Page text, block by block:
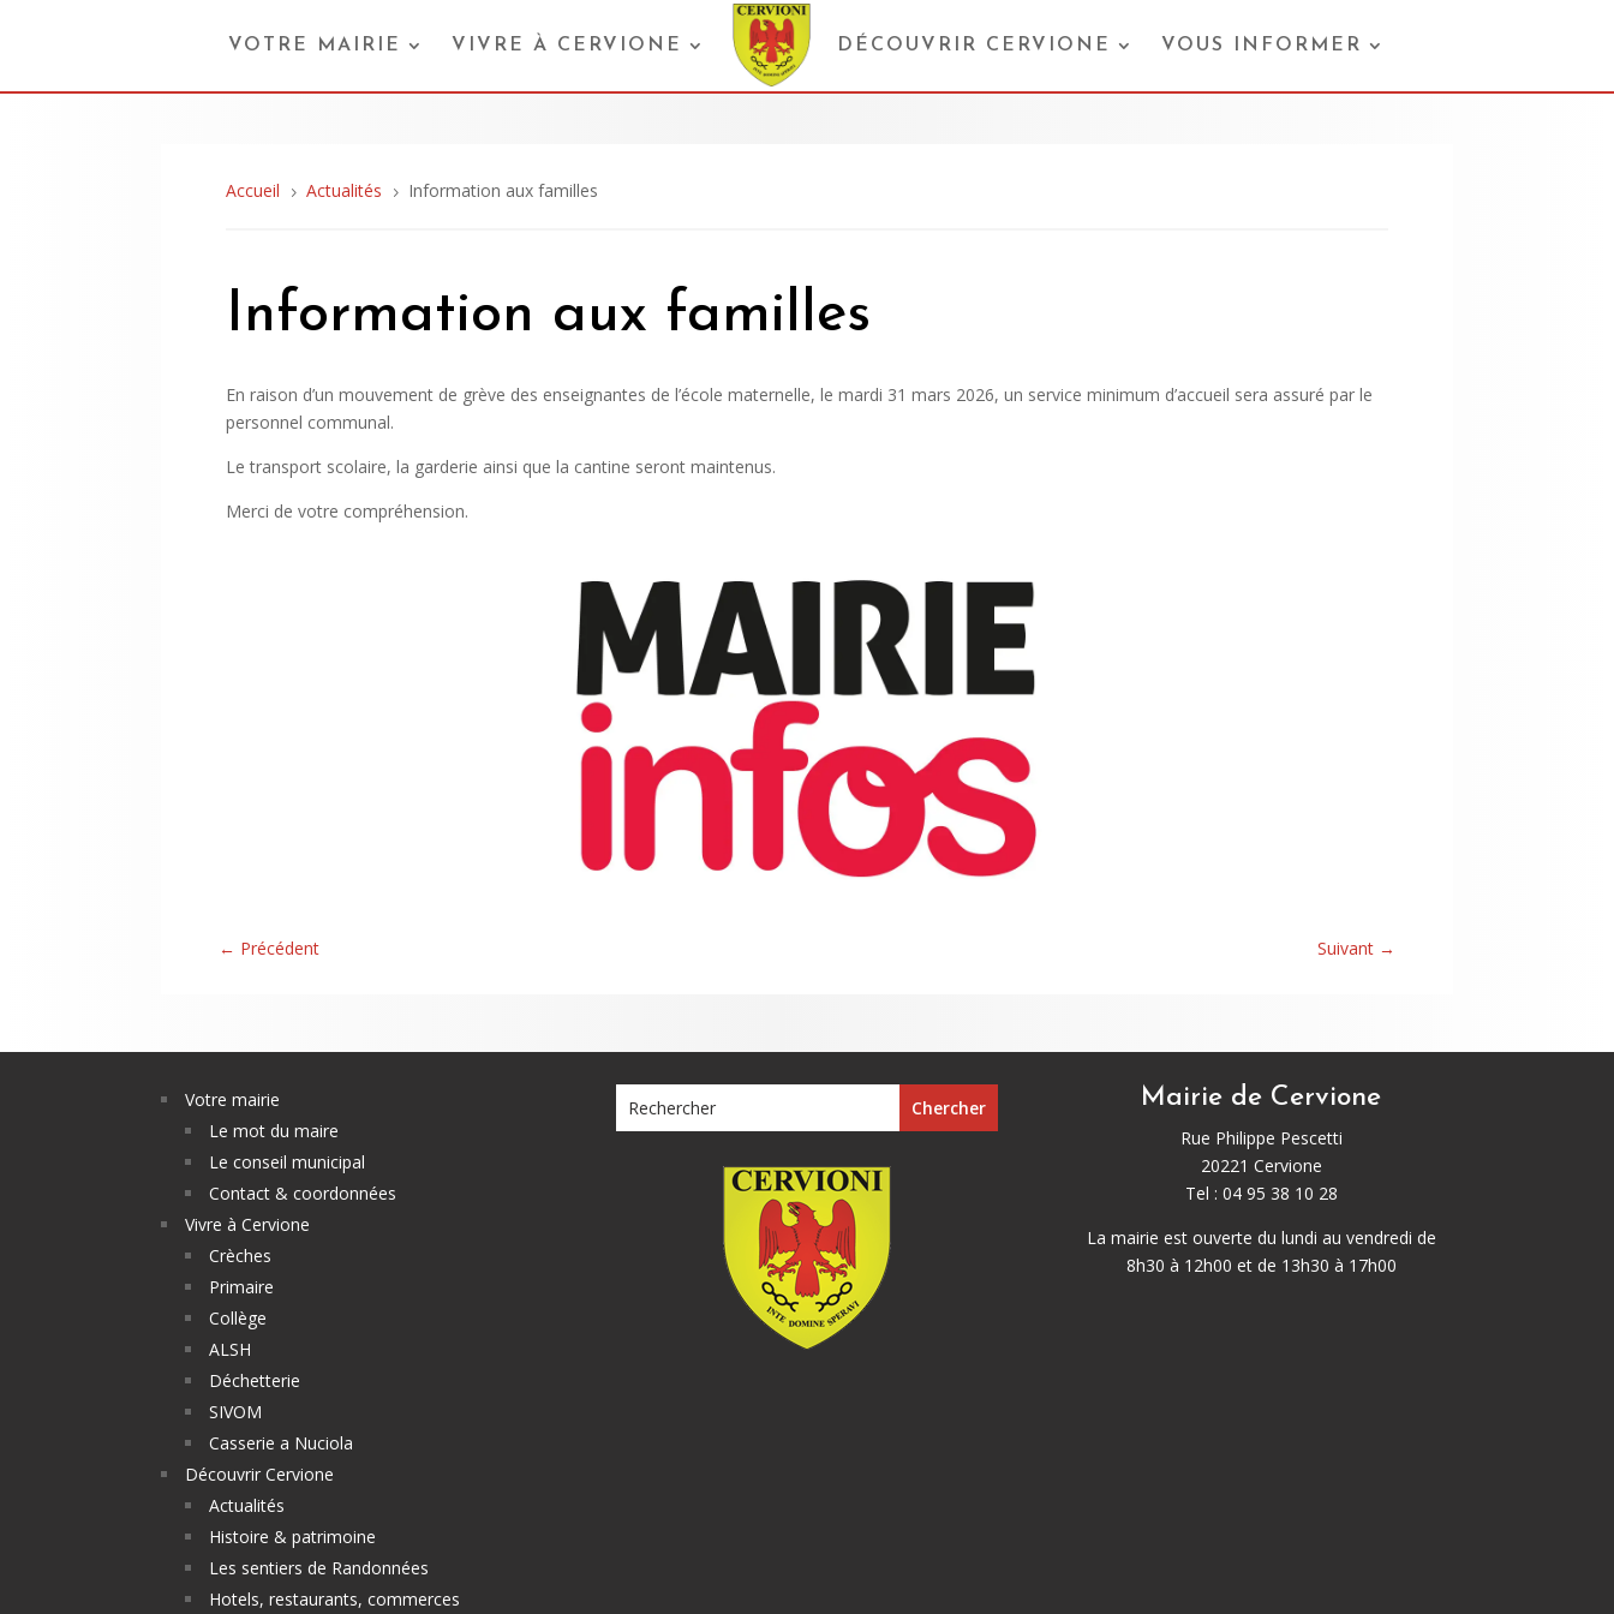
VOTRE MAIRIE VIVRE À CERVIONE DÉCOUVRIR CERVIONE VOUS INFORMER
Accueil 5 Actualités 5 Information aux familles
Information aux familles
En raison d’un mouvement de grève des enseignantes de l’école maternelle, le mardi 31 mars 2026, un service minimum d’accueil sera assuré par le
personnel communal.
Le transport scolaire, la garderie ainsi que la cantine seront maintenus.
Merci de votre compréhension.
← Précédent Suivant→
Votre mairie
Le mot du maire
Le conseil municipal
Contact & coordonnées
Vivre à Cervione
Crèches
Primaire
Collège
ALSH
Déchetterie
SIVOM
Casserie a Nuciola
Découvrir Cervione
Actualités
Histoire & patrimoine
Les sentiers de Randonnées
Hotels, restaurants, commerces
Mairie de Cervione
Rue Philippe Pescetti
20221 Cervione
Tel : 04 95 38 10 28
La mairie est ouverte du lundi au vendredi de
8h30 à 12h00 et de 13h30 à 17h00